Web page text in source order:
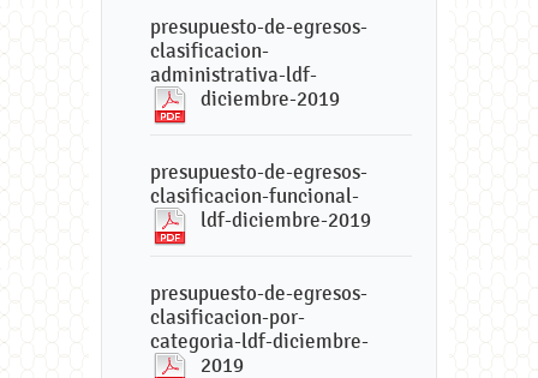
presupuesto-de-egresos-
clasificacion-
administrativa-ldf-
diciembre-2019
presupuesto-de-egresos-
clasificacion-funcional-
ldf-diciembre-2019
presupuesto-de-egresos-
clasificacion-por-
categoria-ldf-diciembre-
2019